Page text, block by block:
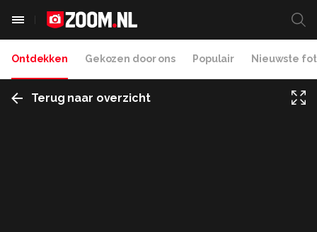
Ontdekken Gekozen door ons Populair Nieuwste
Terug naar overzicht